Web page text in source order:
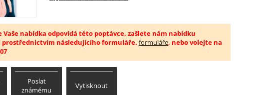
Vaše nabídka odpovídá této poptávce, zašlete nám nabídku
prostřednictvím následujícího formuláře.formuláře, nebo volejte na
Poslat
známému
Vytisknout